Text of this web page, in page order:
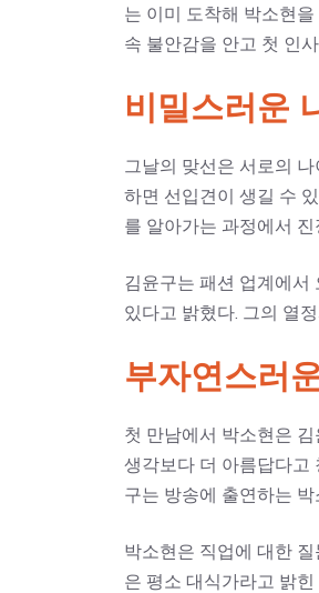
는 이미 도착해 박소현
속 불안감을 안고 첫 인
비밀스러운
그날의 맞선은 서로의
하면 선입견이 생길 수
를 알아가는 과정에서
김윤구는 패션 업계에서
있다고 밝혔다. 그의 열
부자연스러
첫 만남에서 박소현은
생각보다 더 아름답다고
구는 방송에 출연하는
박소현은 직업에 대한
은 평소 대식가라고 밝